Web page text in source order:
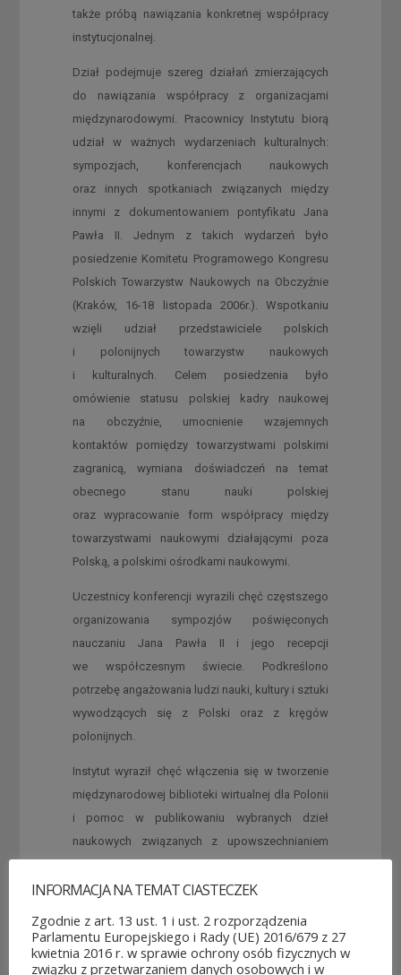
także próbą nawiązania konkretnej współpracy
instytucjonalnej.
Dział podejmuje szereg działań zmierzających
do nawiązania współpracy z organizacjami
międzynarodowymi. Pracownicy Instytutu biorą
udział w ważnych wydarzeniach kulturalnych:
sympozjach, konferencjach naukowych
oraz innych spotkaniach związanych między
innymi z dokumentowaniem pontyfikatu Jana
Pawła II. Jednym z takich wydarzeń było
posiedzenie Komitetu Programowego Kongresu
Polskich Towarzystw Naukowych na Obczyźnie
(Kraków, 16-18 listopada 2006r.). Wspotkaniu
wzięli udział przedstawiciele polskich
i polonijnych towarzystw naukowych
i kulturalnych. Celem posiedzenia było
omówienie statusu polskiej kadry naukowej
na obczyźnie, umocnienie wzajemnych
kontaktów pomiędzy towarzystwami polskimi
zagranicą, wymiana doświadczeń na temat
obecnego stanu nauki polskiej
oraz wypracowanie form współpracy między
towarzystwami naukowymi działającymi poza
Polską, a polskimi ośrodkami naukowymi.
Uczestnicy konferencji wyrazili chęć częstszego
organizowania sympozjów poświęconych
nauczaniu Jana Pawła II i jego recepcji
we współczesnym świecie. Podkreślono
potrzebę angażowania ludzi nauki, kultury i sztuki
wywodzących się z Polski oraz z kręgów
polonijnych.
Instytut wyraził chęć włączenia się w tworzenie
międzynarodowej biblioteki wirtualnej dla Polonii
i pomoc w publikowaniu wybranych dzieł
naukowych związanych z upowszechnianiem
nauczania Jana Pawła II w świecie.
INFORMACJA NA TEMAT CIASTECZEK
Zgodnie z art. 13 ust. 1 i ust. 2 rozporządzenia
Parlamentu Europejskiego i Rady (UE) 2016/679 z 27
kwietnia 2016 r. w sprawie ochrony osób fizycznych w
związku z przetwarzaniem danych osobowych i w